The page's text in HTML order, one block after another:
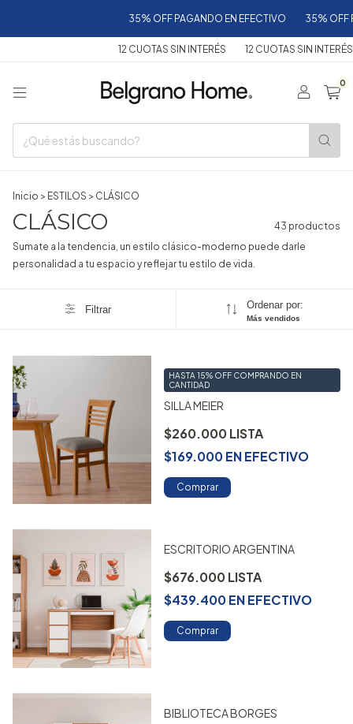
35% OFF PAGANDO EN EFECTIVO 35% OFF PAGANDO
12 CUOTAS SIN INTERÉS 12 CUOTAS SIN INTERÉS 12
0
Inicio > ESTILOS > CLÁSICO
CLÁSICO
43 productos
Sumate a la tendencia, un estilo clásico-moderno puede darle
personalidad a tu espacio y reflejar tu estilo de vida.
Filtrar Ordenar por:
Más vendidos
SILLA MEIER
$260.000
HASTA 15% OFF COMPRANDO EN
CANTIDAD
$169.000ENEFECTIVO
Comprar
ESCRITORIO ARGENTINA
$676.000
$439.400ENEFECTIVO
Comprar
BIBLIOTECA BORGES